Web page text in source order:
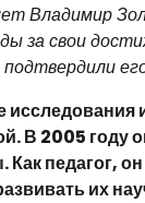
Владимир
за свои
подтвердили
В 2005 году
Как педагог,
их